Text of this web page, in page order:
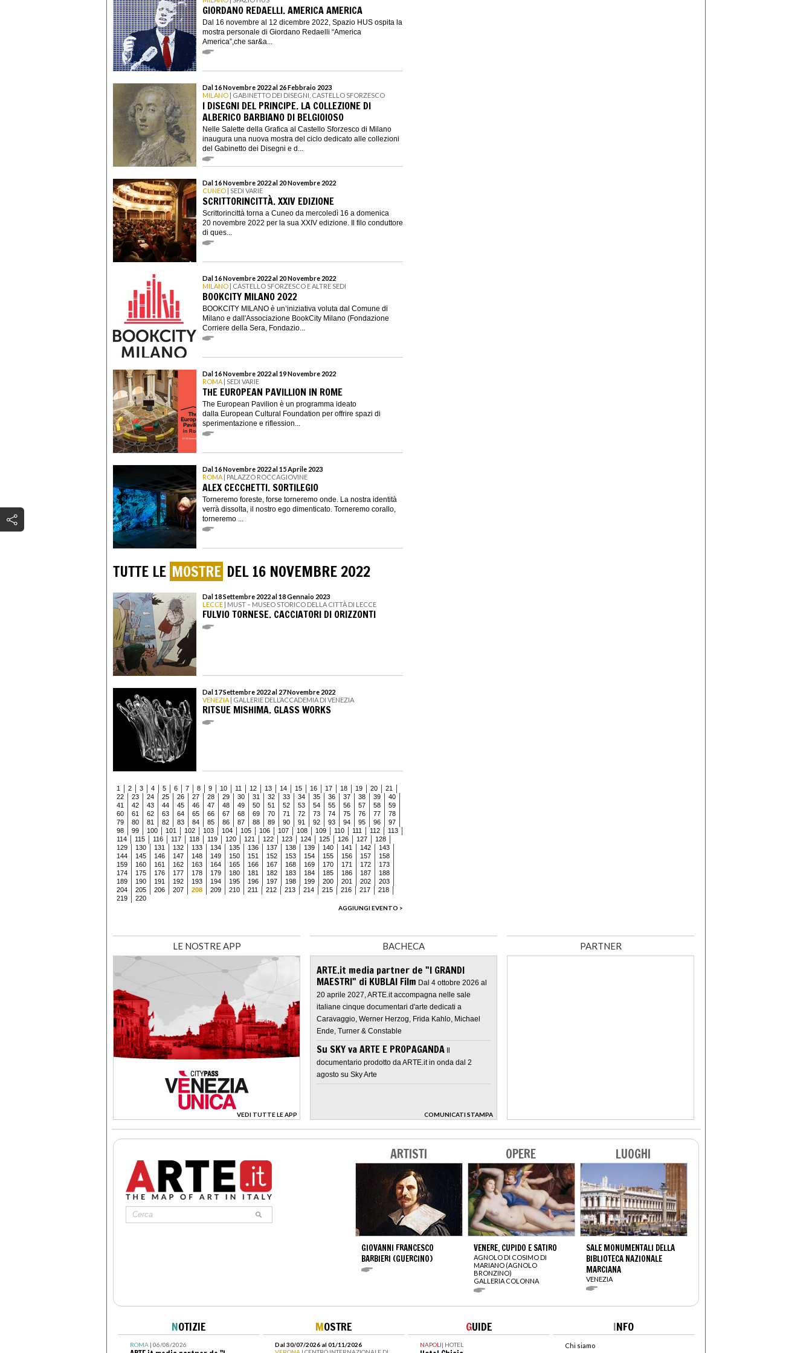
GIORDANO REDAELLI. AMERICA AMERICA
Dal 16 novembre al 12 dicembre 2022, Spazio HUS ospita la
mostra personale di Giordano Redaelli “America
America”,che sar&a...
Dal 16 Novembre 2022 al 26 Febbraio 2023
MILANO | GABINETTO DEI DISEGNI, CASTELLO SFORZESCO
I DISEGNI DEL PRINCIPE. LA COLLEZIONE DI
ALBERICO BARBIANO DI BELGIOIOSO
Nelle Salette della Grafica al Castello Sforzesco di Milano
inaugura una nuova mostra del ciclo dedicato alle collezioni
del Gabinetto dei Disegni e d...
Dal 16 Novembre 2022 al 20 Novembre 2022
CUNEO | SEDI VARIE
SCRITTORINCITTÀ. XXIV EDIZIONE
Scrittorincittà torna a Cuneo da mercoledì 16 a domenica
20 novembre 2022 per la sua XXIV edizione. Il filo conduttore
di ques...
Dal 16 Novembre 2022 al 20 Novembre 2022
MILANO | CASTELLO SFORZESCO E ALTRE SEDI
BOOKCITY MILANO 2022
BOOKCITY MILANO è un’iniziativa voluta dal Comune di
Milano e dall'Associazione BookCity Milano (Fondazione
Corriere della Sera, Fondazio...
Dal 16 Novembre 2022 al 19 Novembre 2022
ROMA | SEDI VARIE
THE EUROPEAN PAVILLION IN ROME
The European Pavilion è un programma ideato
dalla European Cultural Foundation per offrire spazi di
sperimentazione e riflession...
Dal 16 Novembre 2022 al 15 Aprile 2023
ROMA | PALAZZO ROCCAGIOVINE
ALEX CECCHETTI. SORTILEGIO
Torneremo foreste, forse torneremo onde. La nostra identità
verrà dissolta, il nostro ego dimenticato. Torneremo corallo,
torneremo ...
TUTTE LE MOSTRE DEL 16 NOVEMBRE 2022
Dal 18 Settembre 2022 al 18 Gennaio 2023
LECCE | MUST – MUSEO STORICO DELLA CITTÀ DI LECCE
FULVIO TORNESE. CACCIATORI DI ORIZZONTI
Dal 17 Settembre 2022 al 27 Novembre 2022
VENEZIA | GALLERIE DELL’ACCADEMIA DI VENEZIA
RITSUE MISHIMA. GLASS WORKS
1 2 3 4 5 6 7 8 9 10 11 12 13 14 15 16 17 18 19 20
21
22
23 24 25 26 27 28 29 30 31 32 33 34 35 36 37 38 39
40
41
42 43 44 45 46 47 48 49 50 51 52 53 54 55 56 57 58
59
60
61 62 63 64 65 66 67 68 69 70 71 72 73 74 75 76 77
78
79
80 81 82 83 84 85 86 87 88 89 90 91 92 93 94 95 96
97
98
99 100 101 102 103 104 105 106 107 108 109 110 111 112
113
114
115 116 117 118 119 120 121 122 123 124 125 126 127
128
129
130 131 132 133 134 135 136 137 138 139 140 141 142
143
144
145 146 147 148 149 150 151 152 153 154 155 156 157
158
159
160 161 162 163 164 165 166 167 168 169 170 171 172
173
174
175 176 177 178 179 180 181 182 183 184 185 186 187
188
189
190 191 192 193 194 195 196 197 198 199 200 201 202
203
204
205 206 207 208 209 210 211 212 213 214 215 216 217
218
219
220
AGGIUNGI EVENTO >
LE NOSTRE APP
VEDI TUTTE LE APP
>
BACHECA
ARTE.it media partner de "I GRANDI
MAESTRI" di KUBLAI Film Dal 4 ottobre 2026 al
20 aprile 2027, ARTE.it accompagna nelle sale
italiane cinque documentari d'arte dedicati a
Caravaggio, Werner Herzog, Frida Kahlo, Michael
Ende, Turner & Constable
Su SKY va ARTE E PROPAGANDA Il
documentario prodotto da ARTE.it in onda dal 2
agosto su Sky Arte
COMUNICATI STAMPA
>
PARTNER
ARTISTI
GIOVANNI FRANCESCO
BARBIERI (GUERCINO)
OPERE
VENERE, CUPIDO E SATIRO
AGNOLO DI COSIMO DI
MARIANO (AGNOLO
BRONZINO)
GALLERIA COLONNA
LUOGHI
SALE MONUMENTALI DELLA
BIBLIOTECA NAZIONALE
MARCIANA
VENEZIA
NOTIZIE
ROMA| 06/08/2026
MOSTRE
Dal 30/07/2026 al 01/11/2026
GUIDE
NAPOLI| HOTEL
INFO
Chi siamo